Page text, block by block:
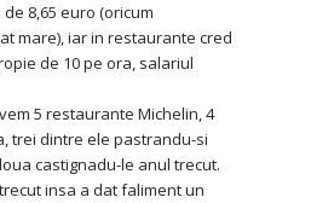
8,65 euro (oricum
mare), iar in restaurante cred
de 10 pe ora, salariul
5 restaurante Michelin, 4
trei dintre ele pastrandu-si
castignadu-le anul trecut.
insa a dat faliment un